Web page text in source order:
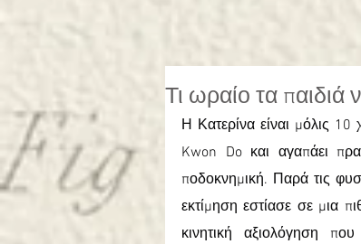
Τι ωραίο τα παιδιά
Η Κατερίνα είναι μόλις
Kwon Do και αγαπάει
ποδοκνημική. Παρά τις
εκτίμηση εστίασε σε μια
κινητική αξιολόγηση